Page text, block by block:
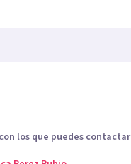
los que puedes contactar